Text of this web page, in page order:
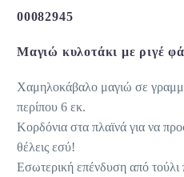
25,95 €.
00082945
Μαγιώ κυλοτάκι με ριγέ
Χαμηλοκάβαλο μαγιώ σε
περίπου 6 εκ.
Κορδόνια στα πλαϊνά για να
θέλεις εσύ!
Εσωτερική επένδυση από